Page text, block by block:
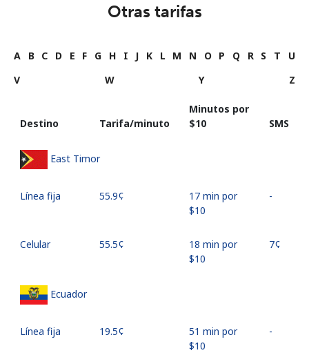
Otras tarifas
A B C D E F G H I J K L M N O P Q R S T
U
V
W Y Z
Destino Tarifa/minuto
Minutos por
⁦$10⁩
SMS
East Timor
Línea fija ⁦55.9¢⁩
17 min por
⁦$10⁩
-
Celular ⁦55.5¢⁩
18 min por
⁦$10⁩
⁦7¢⁩
Ecuador
Línea fija ⁦19.5¢⁩
51 min por
⁦$10⁩
-